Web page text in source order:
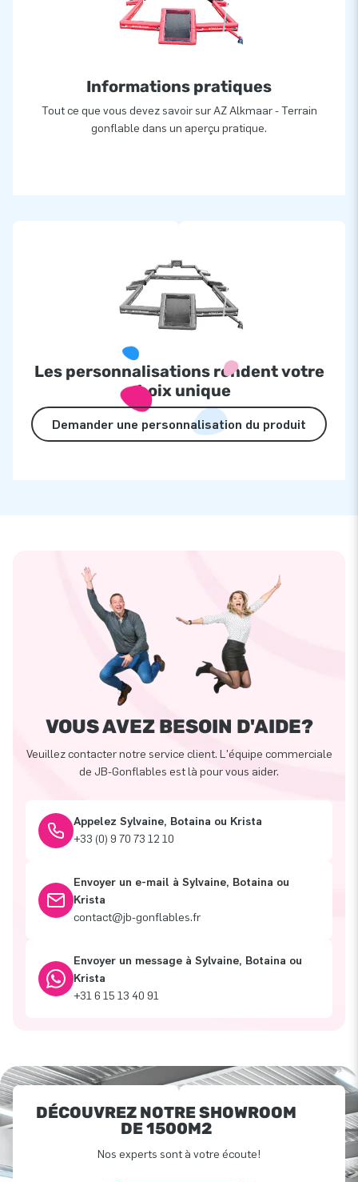
Informations pratiques
Tout ce que vous devez savoir sur AZ Alkmaar - Terrain
gonflable dans un aperçu pratique.
Les personnalisations rendent votre
choix unique
Demander une personnalisation du produit
VOUS AVEZ BESOIN D'AIDE?
Veuillez contacter notre service client. L'équipe commerciale
de JB-Gonflables est là pour vous aider.
Appelez Sylvaine, Botaina ou Krista
+33 (0) 9 70 73 12 10
Envoyer un e-mail à Sylvaine, Botaina ou
Krista
contact@jb-gonflables.fr
Envoyer un message à Sylvaine, Botaina ou
Krista
+31 6 15 13 40 91
DÉCOUVREZ NOTRE SHOWROOM
DE 1500M2
Nos experts sont à votre écoute!